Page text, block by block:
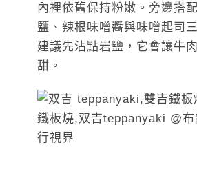
內裡依舊保持粉嫩。旁邊搭
鹽、辣根味噌醬與味噌起司
建議先沾點岩鹽，它會讓牛
甜。